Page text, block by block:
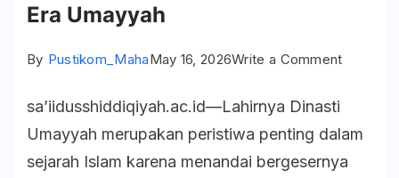
Era Umayyah
By Pustikom_MahaMay 16, 2026Write a Commenton
Menuju
sa’iidusshiddiqiyah.ac.id—Lahirnya Dinasti
Umayyah merupakan peristiwa penting dalam
sejarah Islam karena menandai bergesernya